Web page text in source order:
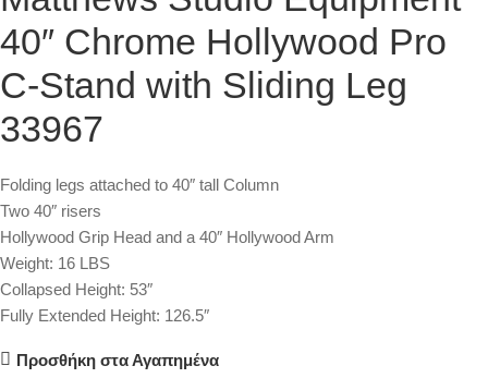
40″ Chrome Hollywood Pro
C-Stand with Sliding Leg
33967
Folding legs attached to 40″ tall Column
Two 40″ risers
Hollywood Grip Head and a 40″ Hollywood Arm
Weight: 16 LBS
Collapsed Height: 53″
Fully Extended Height: 126.5″
Προσθήκη στα Αγαπημένα